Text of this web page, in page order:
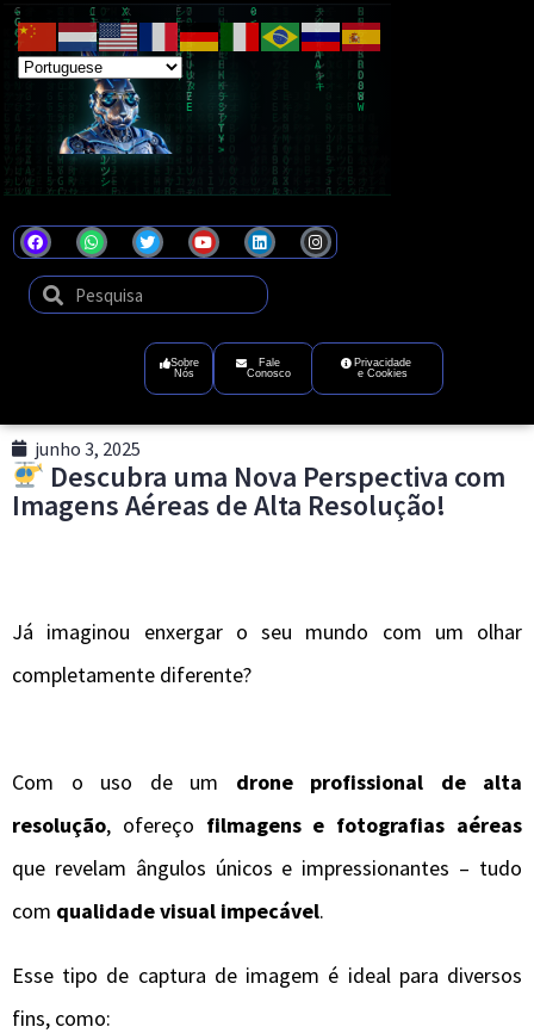
Sobre
Nós
Fale
Conosco
Privacidade
e Cookies
junho 3, 2025
Descubra uma Nova Perspectiva com
Imagens Aéreas de Alta Resolução!
Já imaginou enxergar o seu mundo com um olhar
completamente diferente?
Com o uso de um drone profissional de alta
resolução, ofereço filmagens e fotografias aéreas
que revelam ângulos únicos e impressionantes – tudo
com qualidade visual impecável.
Esse tipo de captura de imagem é ideal para diversos
fins, como: